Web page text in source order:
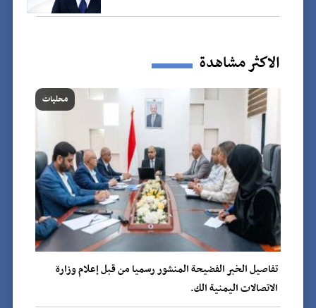
الاكثر مشاهدة
محليات
تفاصيل الخبر الفضيحة المنشور رسميا من قبل إعلام وزارة
الاتصالات اليمنية الك.